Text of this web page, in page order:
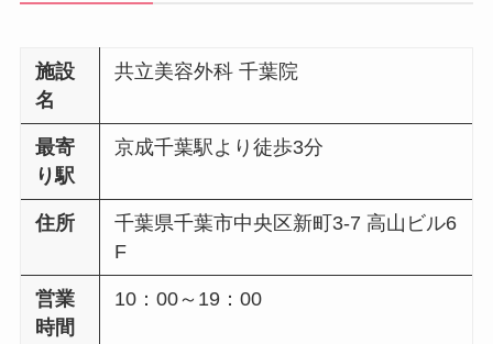
施設
名
共立美容外科 千葉院
最寄
り駅
京成千葉駅より徒歩3分
住所
千葉県千葉市中央区新町3-7 高山ビル6
F
営業
時間
10：00～19：00